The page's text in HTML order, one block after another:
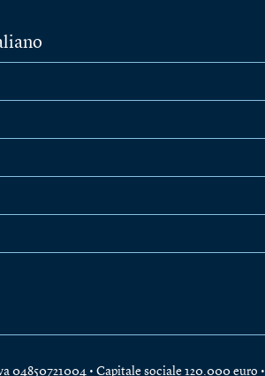
04850721004 • Capitale sociale 120.000 euro •